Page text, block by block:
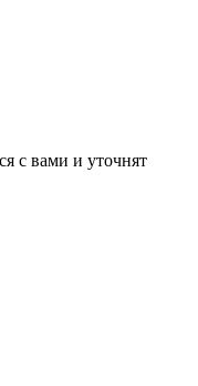
с вами и уточнят